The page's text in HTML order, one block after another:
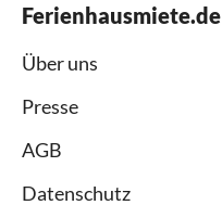
Ferienhausmiete.de
Über uns
Presse
AGB
Datenschutz